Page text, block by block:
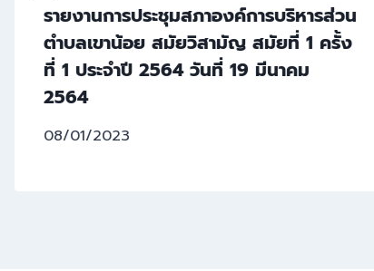
รายงานการประชุมสภาองค์การบริหารส่วน
ตำบลเขาน้อย สมัยวิสามัญ สมัยที่ 1 ครั้ง
ที่ 1 ประจำปี 2564 วันที่ 19 มีนาคม
2564
08/01/2023